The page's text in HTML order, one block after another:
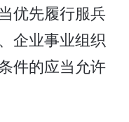
优先履行服兵
企业事业组织
件的应当允许